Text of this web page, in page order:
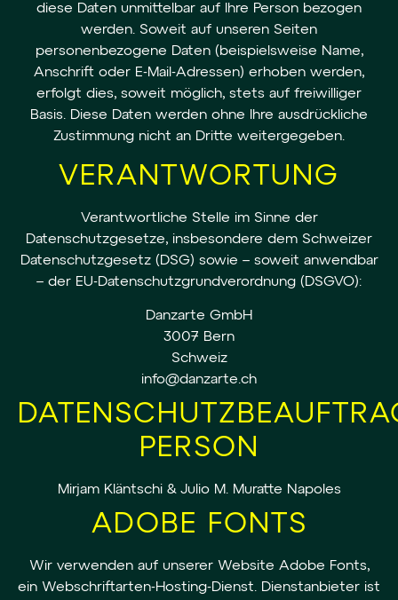
diese Daten unmittelbar auf Ihre Person bezogen
werden. Soweit auf unseren Seiten
personenbezogene Daten (beispielsweise Name,
Anschrift oder E-Mail-Adressen) erhoben werden,
erfolgt dies, soweit möglich, stets auf freiwilliger
Basis. Diese Daten werden ohne Ihre ausdrückliche
Zustimmung nicht an Dritte weitergegeben.
VERANTWORTUNG
Verantwortliche Stelle im Sinne der
Datenschutzgesetze, insbesondere dem Schweizer
Datenschutzgesetz (DSG) sowie – soweit anwendbar
– der EU-Datenschutzgrundverordnung (DSGVO):
Danzarte GmbH
3007 Bern
Schweiz
info@danzarte.ch
PERSON
Mirjam Kläntschi & Julio M. Muratte Napoles
ADOBE FONTS
Wir verwenden auf unserer Website Adobe Fonts,
ein Webschriftarten-Hosting-Dienst. Dienstanbieter ist